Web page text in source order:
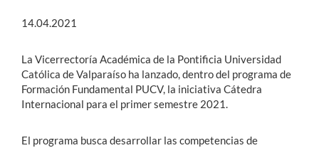
14.04.2021
La Vicerrectoría Académica de la Pontificia Universidad
Católica de Valparaíso ha lanzado, dentro del programa de
Formación Fundamental PUCV, la iniciativa Cátedra
Internacional para el primer semestre 2021.
El programa busca desarrollar las competencias de